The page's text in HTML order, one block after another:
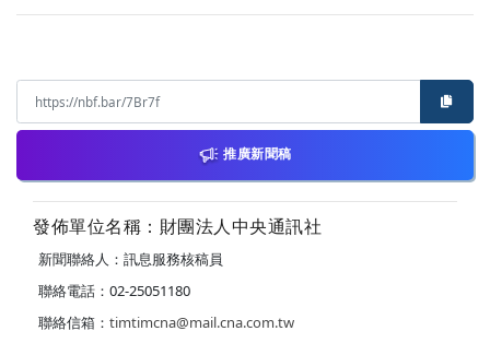
推廣新聞稿
發佈單位名稱：財團法人中央通訊社
新聞聯絡人：訊息服務核稿員
聯絡電話：02-25051180
聯絡信箱： timtimcna@mail.cna.com.tw